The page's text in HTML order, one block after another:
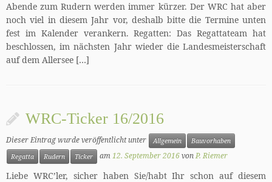
Abende zum Rudern werden immer kürzer. Der WRC hat aber
noch viel in diesem Jahr vor, deshalb bitte die Termine unten
fest im Kalender verankern. Regatten: Das Regattateam hat
beschlossen, im nächsten Jahr wieder die Landesmeisterschaft
auf dem Allersee […]
WRC-Ticker 16/2016
Dieser Eintrag wurde veröffentlicht unter Allgemein
Bauvorhaben
Regatta
Rudern Ticker am12. September 2016vonP. Riemer
Liebe WRC’ler, sicher haben Sie/habt Ihr schon auf diesem